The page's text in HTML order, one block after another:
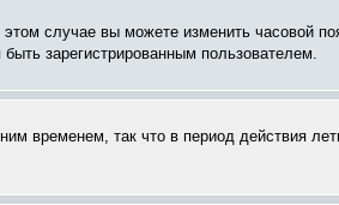
случае вы можете изменить часовой
зарегистрированным пользователем.
временем, так что в период действия